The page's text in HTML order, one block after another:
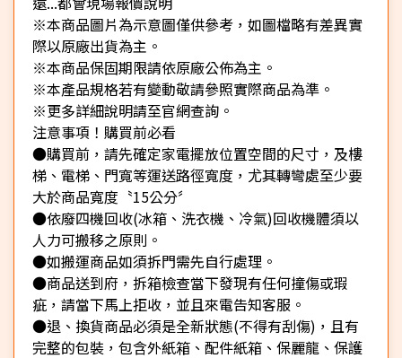
※本商品圖片為示意圖僅供參考，如圖檔略有差異實
際以原廠出貨為主。
※本商品保固期限請依原廠公佈為主。
※本產品規格若有變動敬請參照實際商品為準。
※更多詳細說明請至官網查詢。
注意事項！購買前必看
●購買前，請先確定家電擺放位置空間的尺寸，及樓
梯、電梯、門寬等運送路徑寬度，尤其轉彎處至少要
大於商品寬度〝15公分〞
●依廢四機回收(冰箱、洗衣機、冷氣)回收機體須以
人力可搬移之原則。
●如搬運商品如須拆門需先自行處理。
●商品送到府，拆箱檢查當下發現有任何撞傷或瑕
疵，請當下馬上拒收，並且來電告知客服。
●退、換貨商品必須是全新狀態(不得有刮傷)，且有
完整的包裝，包含外紙箱、配件紙箱、保麗龍、保護